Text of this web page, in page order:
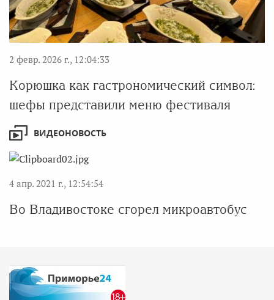
2 февр. 2026 г., 12:04:33
Корюшка как гастрономический символ:
шефы представили меню фестиваля
ВИДЕОНОВОСТЬ
4 апр. 2021 г., 12:54:54
Во Владивостоке сгорел микроавтобус